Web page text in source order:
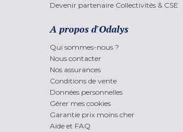
Devenir partenaire Collectivités & CSE
A propos d'Odalys
Qui sommes-nous ?
Nous contacter
Nos assurances
Conditions de vente
Données personnelles
Gérer mes cookies
Garantie prix moins cher
Aide et FAQ